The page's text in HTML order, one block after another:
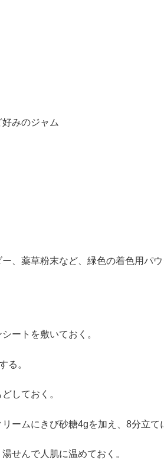
好みのジャム
ー、薬草粉末など、緑色の着色用パ
ートを敷いておく。
る。
しておく。
ームにきび砂糖4gを加え、8分立て
せんで人肌に温めておく。